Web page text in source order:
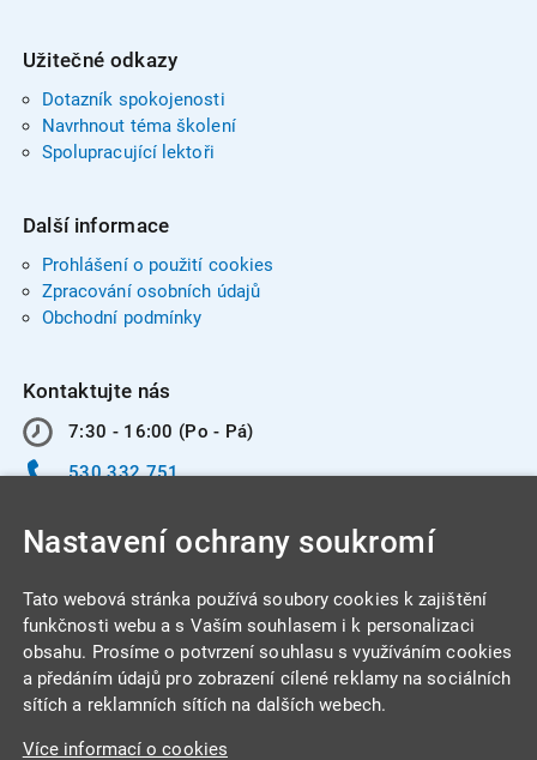
Užitečné odkazy
Dotazník spokojenosti
Navrhnout téma školení
Spolupracující lektoři
Další informace
Prohlášení o použití cookies
Zpracování osobních údajů
Obchodní podmínky
Kontaktujte nás
7:30 - 16:00 (Po - Pá)
530 332 751
INTEGRA CENTRUM s.r.o.
Jabloňová 662/7
Nastavení ochrany soukromí
Tato webová stránka používá soubory cookies k zajištění
funkčnosti webu a s Vaším souhlasem i k personalizaci
obsahu. Prosíme o potvrzení souhlasu s využíváním cookies
a předáním údajů pro zobrazení cílené reklamy na sociálních
sítích a reklamních sítích na dalších webech.
Více informací o cookies